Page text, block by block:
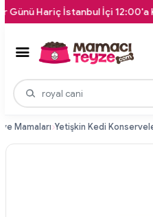
Hariç İstanbul İçi 12:00'a Kadar
Mamaları Yetişkin Kedi